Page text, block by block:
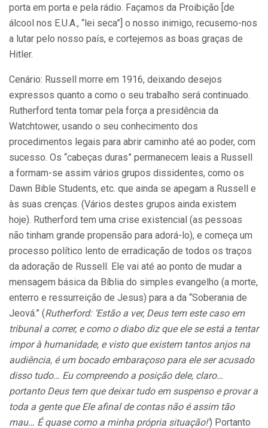
porta em porta e pela rádio. Façamos da Proibição [de
álcool nos E.U.A., “lei seca”] o nosso inimigo, recusemo-nos
a lutar pelo nosso país, e cortejemos as boas graças de
Hitler.
Cenário: Russell morre em 1916, deixando desejos
expressos quanto a como o seu trabalho será continuado.
Rutherford tenta tomar pela força a presidência da
Watchtower, usando o seu conhecimento dos
procedimentos legais para abrir caminho até ao poder, com
sucesso. Os “cabeças duras” permanecem leais a Russell
a formam-se assim vários grupos dissidentes, como os
Dawn Bible Students, etc. que ainda se apegam a Russell e
às suas crenças. (Vários destes grupos ainda existem
hoje). Rutherford tem uma crise existencial (as pessoas
não tinham grande propensão para adorá-lo), e começa um
processo político lento de erradicação de todos os traços
da adoração de Russell. Ele vai até ao ponto de mudar a
mensagem básica da Bíblia do simples evangelho (a morte,
enterro e ressurreição de Jesus) para a da “Soberania de
Jeová.” (Rutherford: ‘Estão a ver, Deus tem este caso em
tribunal a correr, e como o diabo diz que ele se está a tentar
impor à humanidade, e visto que existem tantos anjos na
audiência, é um bocado embaraçoso para ele ser acusado
disso tudo… Eu compreendo a posição dele, claro…
portanto Deus tem que deixar tudo em suspenso e provar a
toda a gente que Ele afinal de contas não é assim tão
mau… É quase como a minha própria situação!’) Portanto